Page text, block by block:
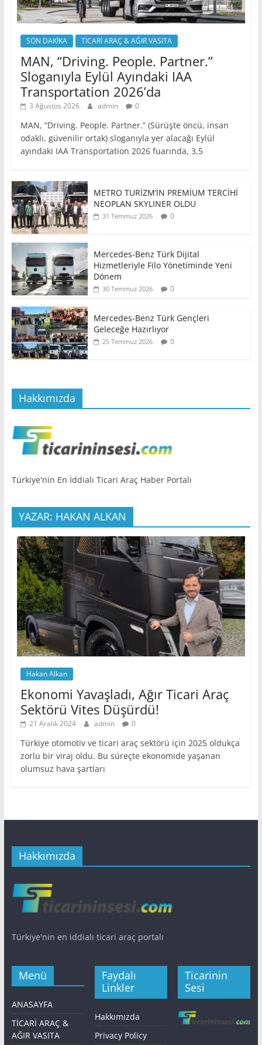
SON DAKİKA TİCARİ ARAÇ & AĞIR VASITA
MAN, “Driving. People. Partner.”
Sloganıyla Eylül Ayındaki IAA
Transportation 2026’da
3 Ağustos 2026 admin 0
MAN, “Driving. People. Partner.” (Sürüşte öncü, insan
odaklı, güvenilir ortak) sloganıyla yer alacağı Eylül
ayındaki IAA Transportation 2026 fuarında, 3,5
METRO TURİZM’İN PREMİUM TERCİHİ
NEOPLAN SKYLINER OLDU
31 Temmuz 2026 0
Mercedes-Benz Türk Dijital
Hizmetleriyle Filo Yönetiminde Yeni
Dönem
30 Temmuz 2026 0
Mercedes-Benz Türk Gençleri
Geleceğe Hazırlıyor
25 Temmuz 2026 0
Hakkımızda
Türkiye'nin En İddialı Ticari Araç Haber Portalı
YAZAR: HAKAN ALKAN
Hakan Alkan
Ekonomi Yavaşladı, Ağır Ticari Araç
Sektörü Vites Düşürdü!
21 Aralık 2024 admin 0
Türkiye otomotiv ve ticari araç sektörü için 2025 oldukça
zorlu bir viraj oldu. Bu süreçte ekonomide yaşanan
olumsuz hava şartları
Hakkımızda
Türkiye'nin en iddialı ticari araç portalı
Menü
ANASAYFA
TİCARİ ARAÇ &
AĞIR VASITA
Faydalı
Linkler
Hakkımızda
Privacy Policy
Ticarinin
Sesi